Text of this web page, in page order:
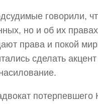
говорили,
но и об их
права и покой
сделать